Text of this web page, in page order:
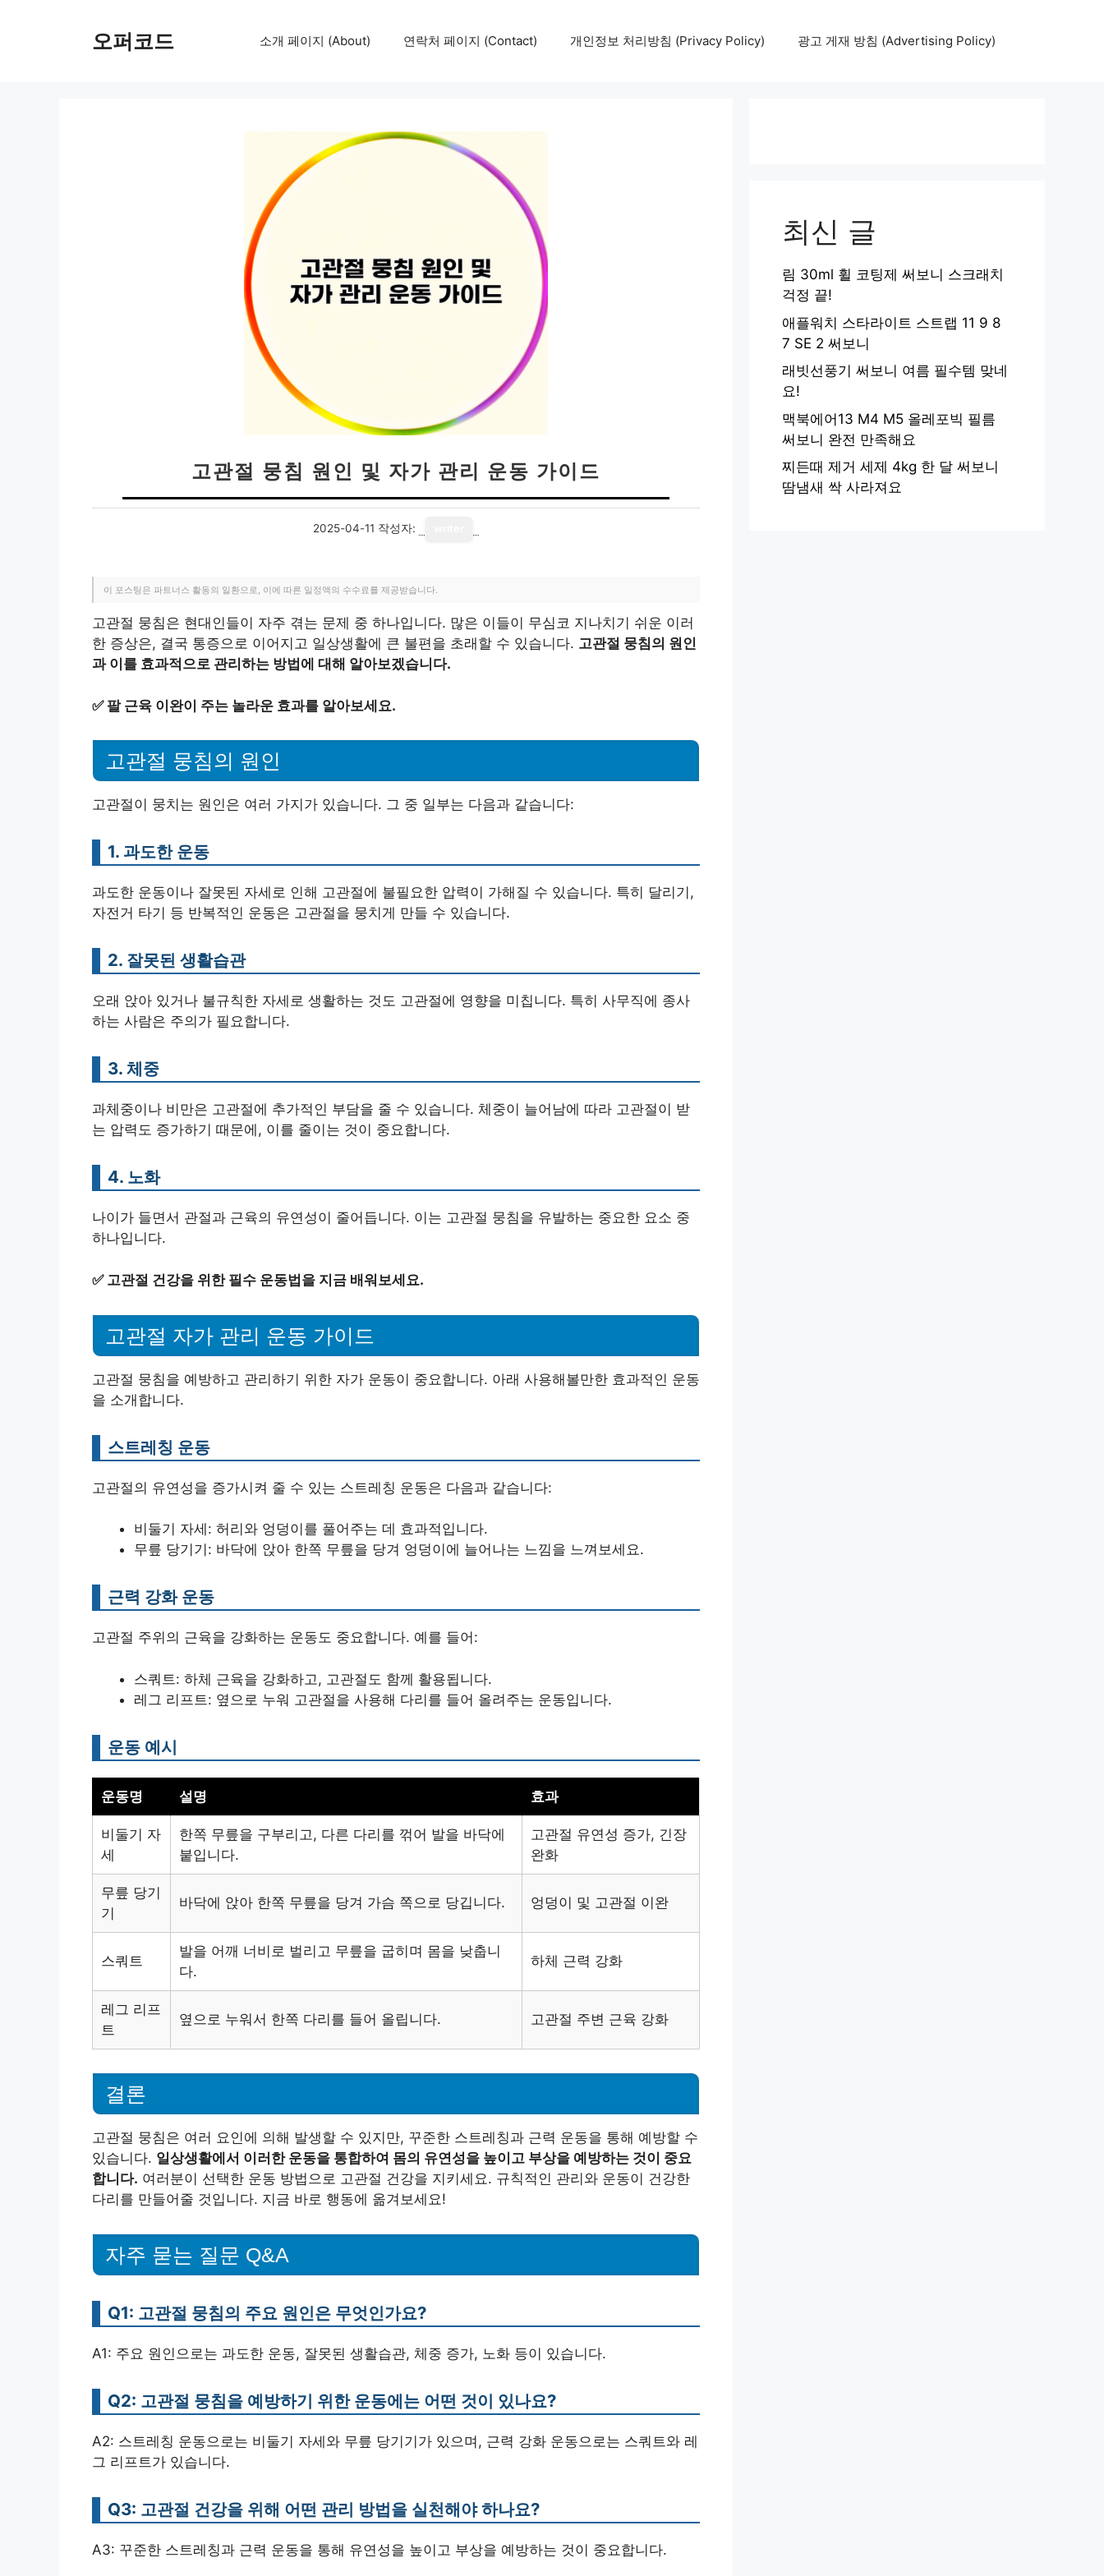
오퍼코드 소개 페이지 (About) 연락처 페이지 (Contact) 개인정보 처리방침 (Privacy Policy) 광고 게재 방침 (Advertising Policy)
고관절 뭉침 원인 및 자가 관리 운동 가이드
2025-04-11 작성자:
이 포스팅은 파트너스 활동의 일환으로, 이에 따른 일정액의 수수료를 제공받습니다.
고관절 뭉침은 현대인들이 자주 겪는 문제 중 하나입니다. 많은 이들이 무심코 지나치기 쉬운 이러
한 증상은, 결국 통증으로 이어지고 일상생활에 큰 불편을 초래할 수 있습니다. 고관절 뭉침의 원인
과 이를 효과적으로 관리하는 방법에 대해 알아보겠습니다.
✅ 팔 근육 이완이 주는 놀라운 효과를 알아보세요.
고관절 뭉침의 원인
고관절이 뭉치는 원인은 여러 가지가 있습니다. 그 중 일부는 다음과 같습니다:
1. 과도한 운동
과도한 운동이나 잘못된 자세로 인해 고관절에 불필요한 압력이 가해질 수 있습니다. 특히 달리기,
자전거 타기 등 반복적인 운동은 고관절을 뭉치게 만들 수 있습니다.
2. 잘못된 생활습관
오래 앉아 있거나 불규칙한 자세로 생활하는 것도 고관절에 영향을 미칩니다. 특히 사무직에 종사
하는 사람은 주의가 필요합니다.
3. 체중
과체중이나 비만은 고관절에 추가적인 부담을 줄 수 있습니다. 체중이 늘어남에 따라 고관절이 받
는 압력도 증가하기 때문에, 이를 줄이는 것이 중요합니다.
4. 노화
나이가 들면서 관절과 근육의 유연성이 줄어듭니다. 이는 고관절 뭉침을 유발하는 중요한 요소 중
하나입니다.
✅ 고관절 건강을 위한 필수 운동법을 지금 배워보세요.
고관절 자가 관리 운동 가이드
고관절 뭉침을 예방하고 관리하기 위한 자가 운동이 중요합니다. 아래 사용해볼만한 효과적인 운동
을 소개합니다.
스트레칭 운동
고관절의 유연성을 증가시켜 줄 수 있는 스트레칭 운동은 다음과 같습니다:
비둘기 자세: 허리와 엉덩이를 풀어주는 데 효과적입니다.
무릎 당기기: 바닥에 앉아 한쪽 무릎을 당겨 엉덩이에 늘어나는 느낌을 느껴보세요.
근력 강화 운동
고관절 주위의 근육을 강화하는 운동도 중요합니다. 예를 들어:
스쿼트: 하체 근육을 강화하고, 고관절도 함께 활용됩니다.
레그 리프트: 옆으로 누워 고관절을 사용해 다리를 들어 올려주는 운동입니다.
운동 예시
운동명 설명 효과
비둘기 자
세
한쪽 무릎을 구부리고, 다른 다리를 꺾어 발을 바닥에
붙입니다.
고관절 유연성 증가, 긴장
완화
무릎 당기
기
바닥에 앉아 한쪽 무릎을 당겨 가슴 쪽으로 당깁니다. 엉덩이 및 고관절 이완
스쿼트
발을 어깨 너비로 벌리고 무릎을 굽히며 몸을 낮춥니
다.
하체 근력 강화
레그 리프
트
옆으로 누워서 한쪽 다리를 들어 올립니다. 고관절 주변 근육 강화
결론
고관절 뭉침은 여러 요인에 의해 발생할 수 있지만, 꾸준한 스트레칭과 근력 운동을 통해 예방할 수
있습니다. 일상생활에서 이러한 운동을 통합하여 몸의 유연성을 높이고 부상을 예방하는 것이 중요
합니다. 여러분이 선택한 운동 방법으로 고관절 건강을 지키세요. 규칙적인 관리와 운동이 건강한
다리를 만들어줄 것입니다. 지금 바로 행동에 옮겨보세요!
자주 묻는 질문 Q&A
Q1: 고관절 뭉침의 주요 원인은 무엇인가요?
A1: 주요 원인으로는 과도한 운동, 잘못된 생활습관, 체중 증가, 노화 등이 있습니다.
Q2: 고관절 뭉침을 예방하기 위한 운동에는 어떤 것이 있나요?
A2: 스트레칭 운동으로는 비둘기 자세와 무릎 당기기가 있으며, 근력 강화 운동으로는 스쿼트와 레
그 리프트가 있습니다.
Q3: 고관절 건강을 위해 어떤 관리 방법을 실천해야 하나요?
A3: 꾸준한 스트레칭과 근력 운동을 통해 유연성을 높이고 부상을 예방하는 것이 중요합니다.
최신 글
림 30ml 휠 코팅제 써보니 스크래치
걱정 끝!
애플워치 스타라이트 스트랩 11 9 8
7 SE 2 써보니
래빗선풍기 써보니 여름 필수템 맞네
요!
맥북에어13 M4 M5 올레포빅 필름
써보니 완전 만족해요
찌든때 제거 세제 4kg 한 달 써보니
땀냄새 싹 사라져요